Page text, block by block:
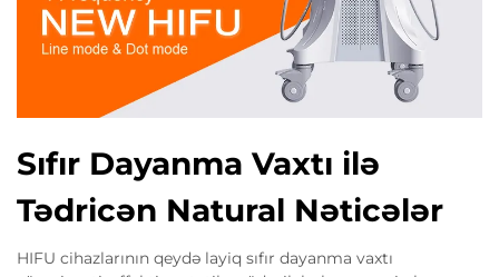
Sıfır Dayanma Vaxtı ilə
Tədricən Natural Nəticələr
HIFU cihazlarının qeydə layiq sıfır dayanma vaxtı